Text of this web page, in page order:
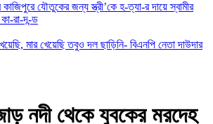
কাজিপুরে যৌতুকের জন্য স্ত্রী’কে হ-ত্যা-র দায়ে স্বামীর
রা-দ-ন্ড
মার খেয়েছি তবুও দল ছাড়িনি- বিএনপি নেতা দাউদার
নদী থেকে যুবকের মরদেহ